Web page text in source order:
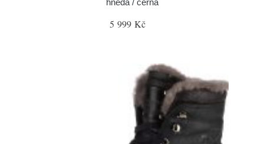
hnědá / černá
5 999 Kč